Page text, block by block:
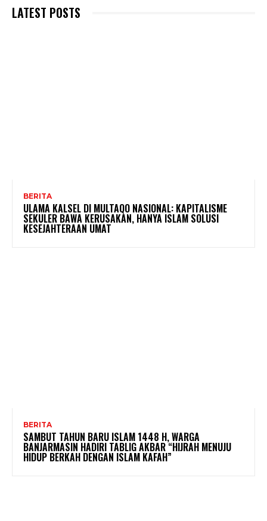
LATEST POSTS
BERITA
ULAMA KALSEL DI MULTAQO NASIONAL: KAPITALISME
SEKULER BAWA KERUSAKAN, HANYA ISLAM SOLUSI
KESEJAHTERAAN UMAT
BERITA
SAMBUT TAHUN BARU ISLAM 1448 H, WARGA
BANJARMASIN HADIRI TABLIG AKBAR “HIJRAH MENUJU
HIDUP BERKAH DENGAN ISLAM KAFAH”